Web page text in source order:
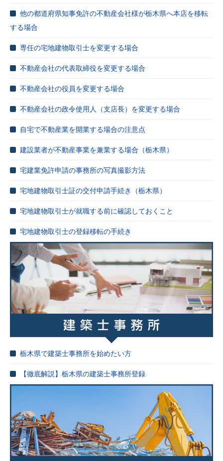
他の都道府県知事免許の不動産会社様が栃木県へ本店を移転
する場合
専任の宅地建物取引士を変更する場合
不動産会社の代表取締役を変更する場合
不動産会社の役員を変更する場合
不動産会社の政令使用人（支店長）を変更する場合
自宅で不動産業を開業する場合の注意点
建設業者が不動産事業を兼業する場合（栃木県）
宅建業免許申請の事務所の写真撮影方法
宅地建物取引士証の交付申請手続き（栃木県）
宅地建物取引士が就職する前に確認しておくこと
宅地建物取引士の登録移転の手続き
栃木県で建築士事務所を始めたい方
【徹底解説】栃木県の建築士事務所登録